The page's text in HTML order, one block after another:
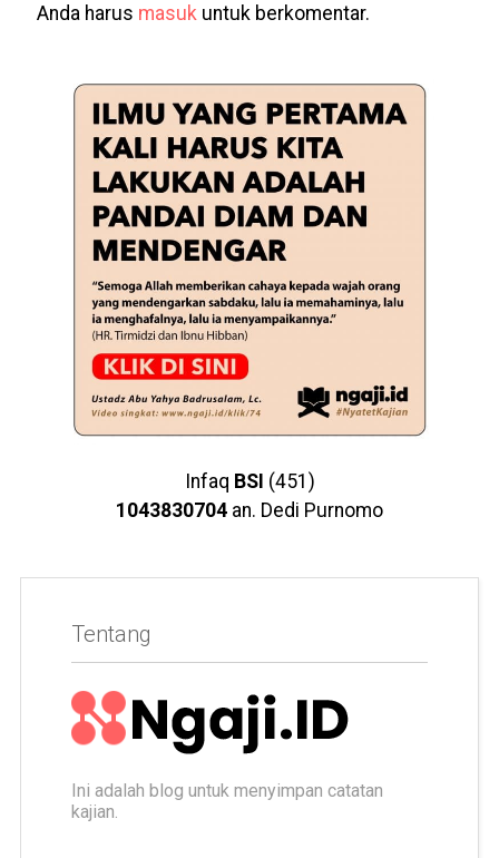
Anda harus masuk untuk berkomentar.
Infaq BSI (451)
1043830704 an. Dedi Purnomo
Tentang
Ini adalah blog untuk menyimpan catatan
kajian.